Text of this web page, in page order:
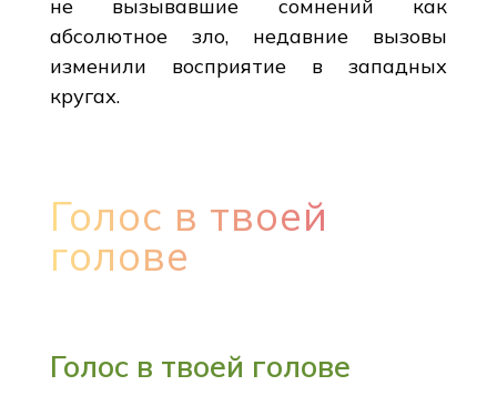
не вызывавшие сомнений как
абсолютное зло, недавние вызовы
изменили восприятие в западных
кругах.
Голос в твоей
голове
Голос в твоей голове